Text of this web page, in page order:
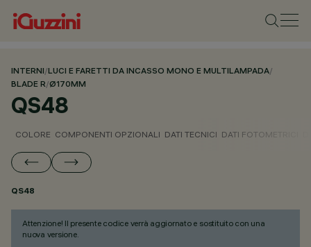
INTERNI/LUCI E FARETTI DA INCASSO MONO E MULTILAMPADA/
BLADE R/Ø170MM
QS48
COLORE COMPONENTI OPZIONALI DATI TECNICI DATI FOTOMETRICI
QS48
Attenzione! Il presente codice verrà aggiornato e sostituito con una
nuova versione.